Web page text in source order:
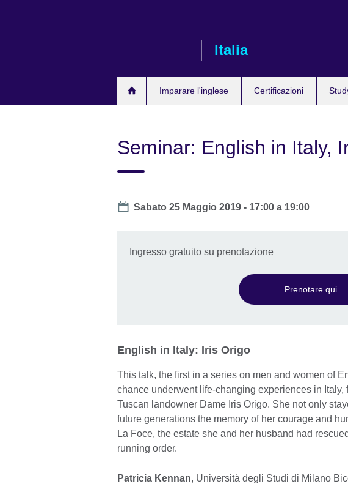
Italia
Imparare l'inglese Certificazioni
Seminar: English in Italy,
Date
Sabato 25 Maggio 2019 - 17:00 a 19:00
Ingresso gratuito su prenotazione
Prenotare qui
English in Italy: Iris Origo
This talk, the first in a series on men and women of
chance underwent life-changing experiences in Italy,
Tuscan landowner Dame Iris Origo. She not only
future generations the memory of her courage and
La Foce, the estate she and her husband had
running order.
Patricia Kennan, Università degli Studi di Milano